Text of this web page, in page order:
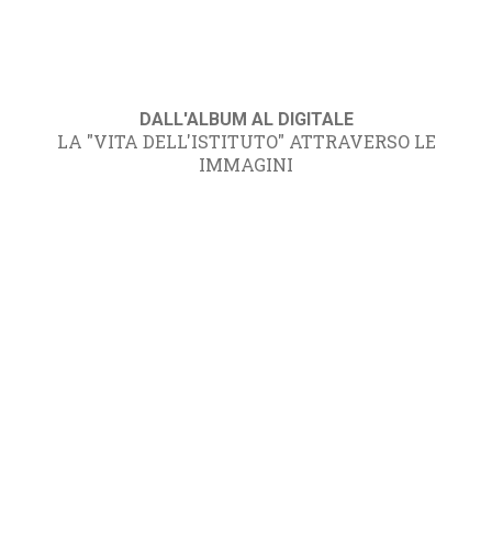
DALL'ALBUM AL DIGITALE
LA "VITA DELL'ISTITUTO" ATTRAVERSO LE
IMMAGINI